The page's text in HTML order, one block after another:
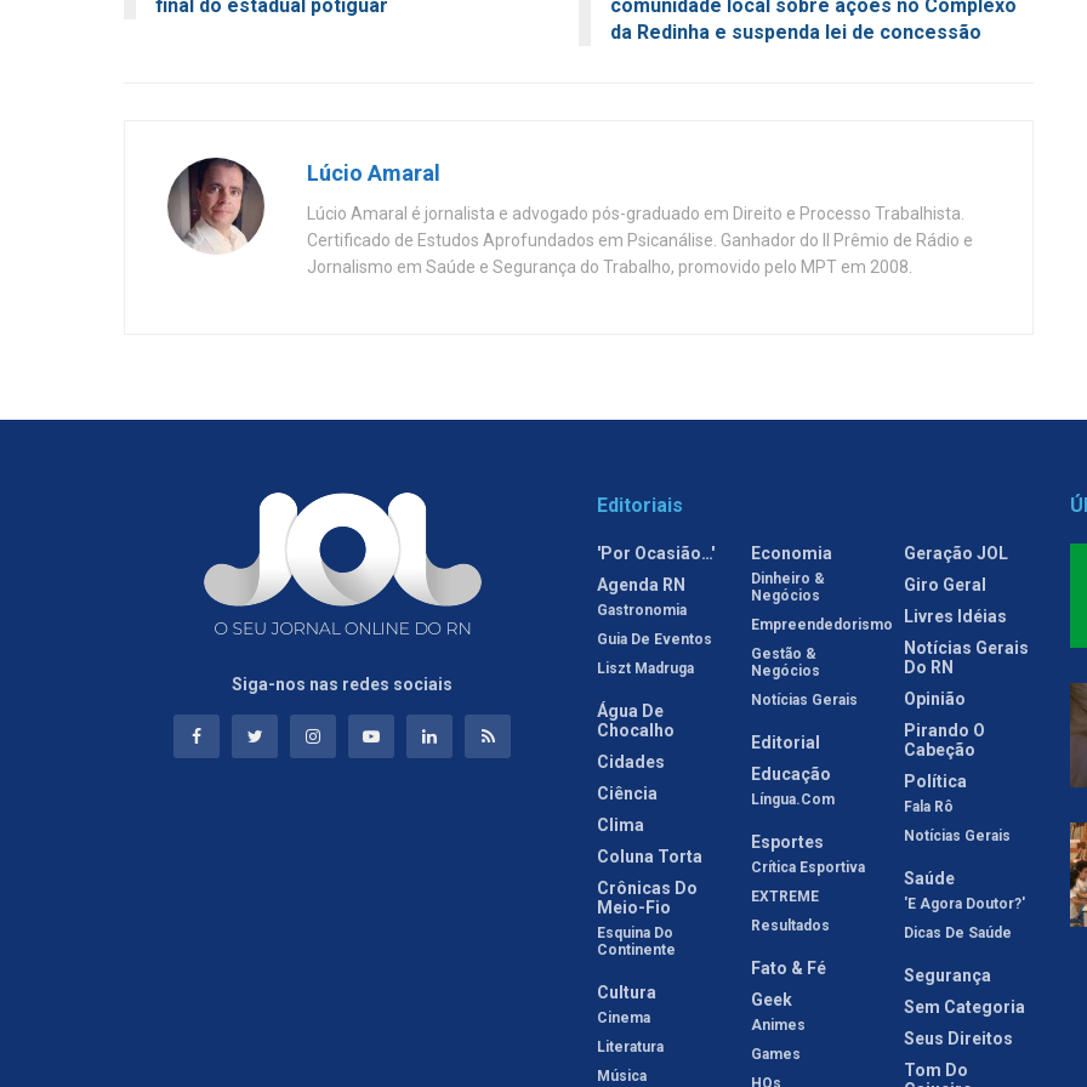
final do estadual potiguar
comunidade local sobre ações no Complexo
da Redinha e suspenda lei de concessão
Lúcio Amaral
Lúcio Amaral é jornalista e advogado pós-graduado em Direito e Processo Trabalhista.
Certificado de Estudos Aprofundados em Psicanálise. Ganhador do II Prêmio de Rádio e
Jornalismo em Saúde e Segurança do Trabalho, promovido pelo MPT em 2008.
Siga-nos nas redes sociais
Editoriais
'Por Ocasião…'
Agenda RN
Gastronomia
Guia De Eventos
Liszt Madruga
Água De
Chocalho
Cidades
Ciência
Clima
Coluna Torta
Crônicas Do
Meio-Fio
Esquina Do
Continente
Cultura
Cinema
Literatura
Música
Economia
Dinheiro &
Negócios
Empreendedorismo
Gestão &
Negócios
Notícias Gerais
Editorial
Educação
Língua.com
Esportes
Crítica Esportiva
EXTREME
Resultados
Fato & Fé
Geek
Animes
Games
HQs
Geração JOL
Giro Geral
Livres Idéias
Notícias Gerais
Do RN
Opinião
Pirando O
Cabeção
Política
Fala Rô
Notícias Gerais
Saúde
'E Agora Doutor?'
Dicas De Saúde
Segurança
Sem Categoria
Seus Direitos
Tom Do